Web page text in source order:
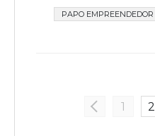
PAPO EMPREENDEDOR
1 2